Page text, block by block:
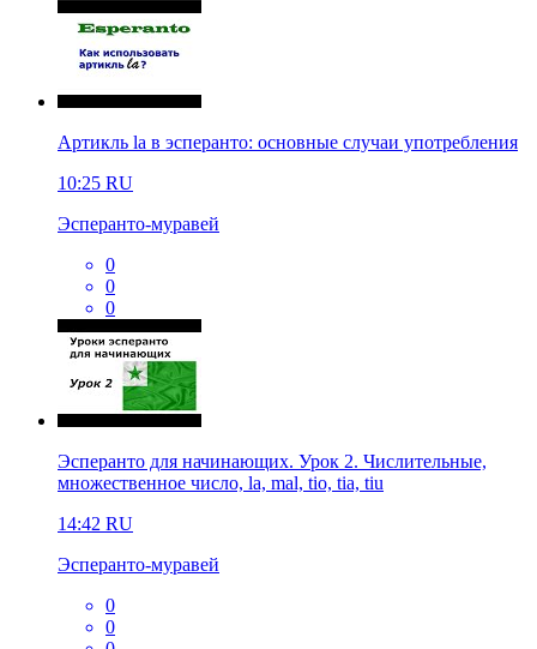
Артикль la в эсперанто: основные случаи употребления
10:25 RU
Эсперанто-муравей
0
0
0
Эсперанто для начинающих. Урок 2. Числительные,
множественное число, la, mal, tio, tia, tiu
14:42 RU
Эсперанто-муравей
0
0